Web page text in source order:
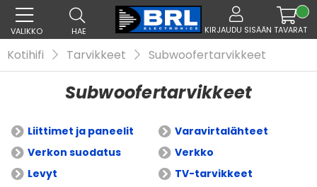
VALIKKO HAE KIRJAUDU SISÄÄN TAVARAT
Kotihifi Tarvikkeet Subwoofertarvikkeet
Subwoofertarvikkeet
Liittimet ja paneelit
Varavirtalähteet
Verkon suodatus
Verkko
Levyt
TV-tarvikkeet